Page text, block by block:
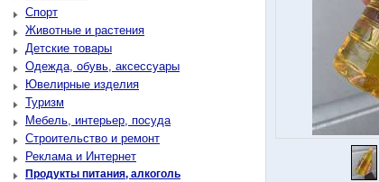
Спорт
Животные и растения
Детские товары
Одежда, обувь, аксессуары
Ювелирные изделия
Туризм
Мебель, интерьер, посуда
Строительство и ремонт
Реклама и Интернет
Продукты питания, алкоголь